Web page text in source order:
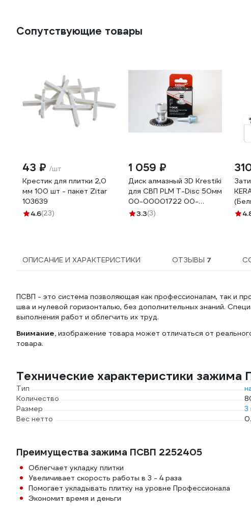
Сопутствующие товары
43 ₽ /шт
Крестик для плитки 2,0
мм 100 шт - пакет Zitar
103639
4.6(23)
1 059 ₽
Диск алмазный 3D Krestiki
для СВП PLM T-Disc 50мм
00-00001722 00-
00001837
3.3(3)
ОПИСАНИЕ И ХАРАКТЕРИСТИКИ ОТЗЫВЫ 7
ПСВП - это система позволяющая как профессионалам, так и
шва и нулевой горизонталью, без дополнительных знаний.
выполнения работ и облегчить их труд.
Внимание, изображение товара может отличаться от
товара.
Технические характеристики
Тип
Количество
Размер
3
Вес нетто
Преимущества зажима ПСВП 2252405
Облегчает укладку плитки
Увеличивает скорость работы в 3 - 4 раза
Помогает укладывать плитку на уровне Профессионала
Экономит время и деньги